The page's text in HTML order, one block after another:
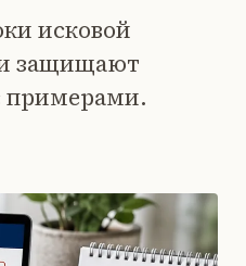
исковой
защищают
примерами.